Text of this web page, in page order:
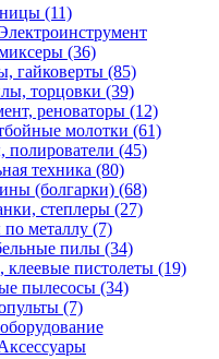
(11)
(36)
гайковерты (85)
торцовки (39)
реноваторы (12)
молотки (61)
(45)
техника (80)
(болгарки) (68)
степлеры (27)
металлу (7)
пилы (34)
клеевые пистолеты (19)
пылесосы (34)
(7)